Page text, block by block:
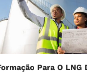
Para O LNG